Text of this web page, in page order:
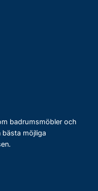
badrumsmöbler och
bästa möjliga